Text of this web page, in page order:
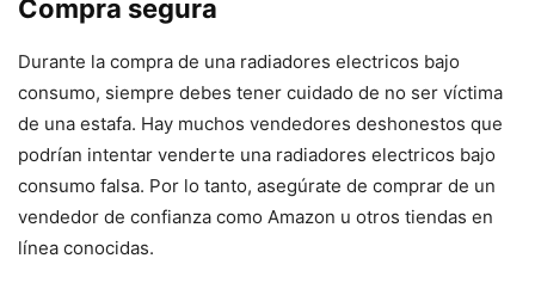
Compra segura
Durante la compra de una radiadores electricos bajo
consumo, siempre debes tener cuidado de no ser víctima
de una estafa. Hay muchos vendedores deshonestos que
podrían intentar venderte una radiadores electricos bajo
consumo falsa. Por lo tanto, asegúrate de comprar de un
vendedor de confianza como Amazon u otros tiendas en
línea conocidas.